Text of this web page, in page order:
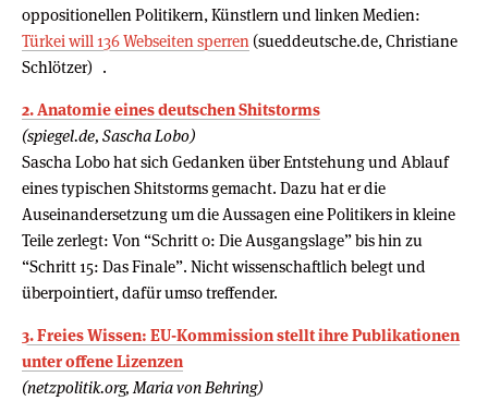
oppositionellen Politikern, Künstlern und linken Medien:
Türkei will 136 Webseiten sperren (sueddeutsche.de, Christiane
Schlötzer) .
2. Anatomie eines deutschen Shitstorms
(spiegel.de, Sascha Lobo)
Sascha Lobo hat sich Gedanken über Entstehung und Ablauf
eines typischen Shitstorms gemacht. Dazu hat er die
Auseinandersetzung um die Aussagen eine Politikers in kleine
Teile zerlegt: Von “Schritt 0: Die Ausgangslage” bis hin zu
“Schritt 15: Das Finale”. Nicht wissenschaftlich belegt und
überpointiert, dafür umso treffender.
3. Freies Wissen: EU-Kommission stellt ihre Publikationen
unter offene Lizenzen
(netzpolitik.org, Maria von Behring)